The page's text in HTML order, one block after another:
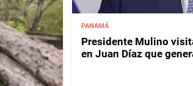
PANAMÁ
Presidente Mulino
en Juan Díaz que